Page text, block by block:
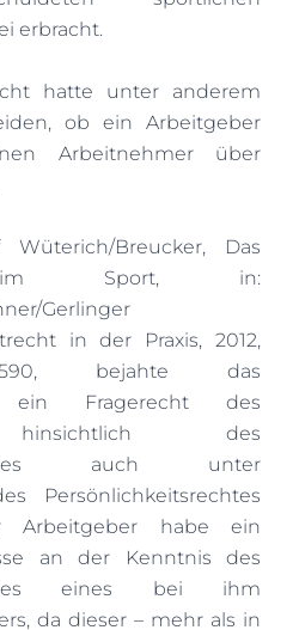
erbracht.
hatte unter anderem
ob ein Arbeitgeber
Arbeitnehmer über
Breucker, Das
im Sport, in:
Gerlinger
in der Praxis, 2012,
590, bejahte das
ein Fragerecht des
hinsichtlich des
auch unter
Persönlichkeitsrechtes
Arbeitgeber habe ein
an der Kenntnis des
eines bei ihm
da dieser – mehr als in